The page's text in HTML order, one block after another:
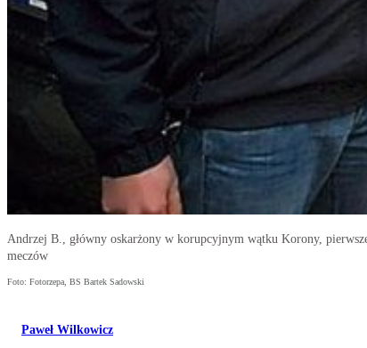
Andrzej B., główny oskarżony w korupcyjnym wątku Korony,
meczów
Foto: Fotorzepa, BS Bartek Sadowski
Paweł Wilkowicz